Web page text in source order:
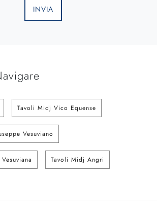
INVIA
Tavoli Midj Vico Equense
Vesuviano
Tavoli Midj Angri